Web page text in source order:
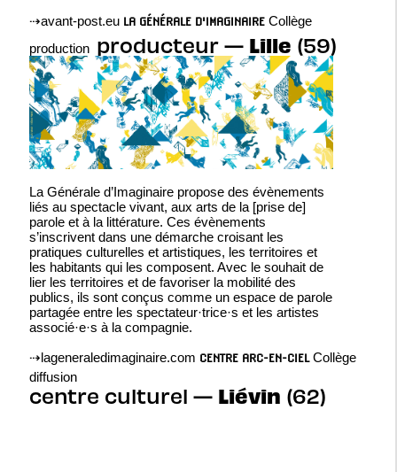
⇢avant-post.eu LA GÉNÉRALE D'IMAGINAIRE Collège
production producteur — Lille (59)
La Générale d’Imaginaire propose des évènements
liés au spectacle vivant, aux arts de la [prise de]
parole et à la littérature. Ces évènements
s’inscrivent dans une démarche croisant les
pratiques culturelles et artistiques, les territoires et
les habitants qui les composent. Avec le souhait de
lier les territoires et de favoriser la mobilité des
publics, ils sont conçus comme un espace de parole
partagée entre les spectateur·trice·s et les artistes
associé·e·s à la compagnie.
⇢lageneraledimaginaire.com CENTRE ARC-EN-CIEL Collège
diffusion
centre culturel — Liévin (62)